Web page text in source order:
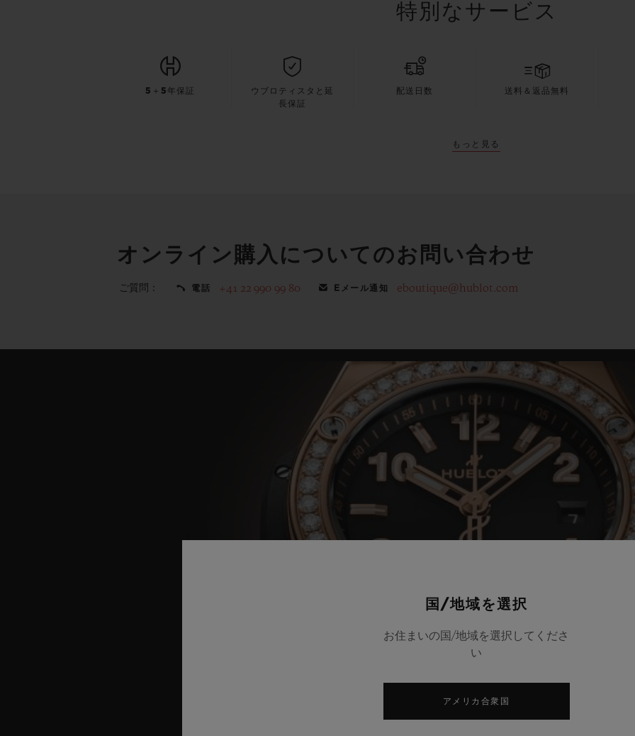
特別なサービス
5＋5年保証
ウブロティスタと延
長保証
配送日数 送料＆返品無料
もっと見る
オンライン購入についてのお問い合わせ
ご質問： 電話 +41 22 990 99 80 Eメール通知 eboutique@hublot.com
国/地域を選択
お住まいの国/地域を選択してくださ
い
アメリカ合衆国